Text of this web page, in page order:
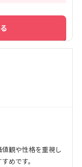
観や性格を重視し
めです。